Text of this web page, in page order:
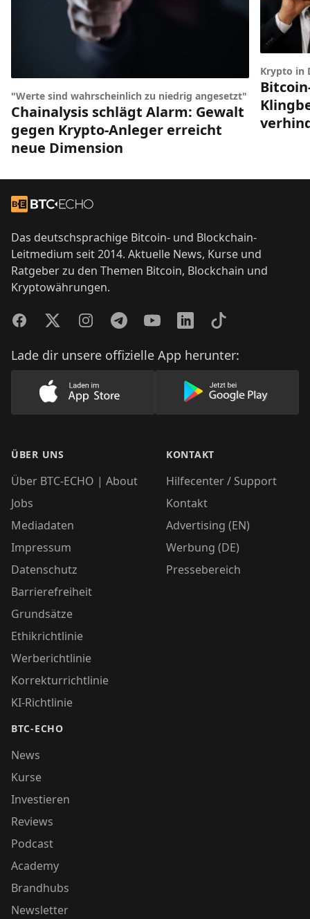
"Werte sind wahrscheinlich zu niedrig angesetzt"
Chainalysis schlägt Alarm: Gewalt
gegen Krypto-Anleger erreicht
neue Dimension
Krypto in
Zur Startseite
Das deutschsprachige Bitcoin- und Blockchain-
Leitmedium seit 2014. Aktuelle News, Kurse und
Ratgeber zu den Themen Bitcoin, Blockchain und
Kryptowährungen.
FacebookTwitterInstagramTelegramYouTubeLinkedInTikTok
Lade dir unsere offizielle App herunter:
Lade unsere App im AppStore herunter
Lade unsere
ÜBER UNS
Über BTC-ECHO | About
Jobs
Mediadaten
Impressum
Datenschutz
Barrierefreiheit
Grundsätze
Ethikrichtlinie
Werberichtlinie
Korrekturrichtlinie
KI-Richtlinie
BTC-ECHO
News
Kurse
Investieren
Reviews
Podcast
Academy
Brandhubs
Newsletter
KONTAKT
Hilfecenter / Support
Kontakt
Advertising (EN)
Werbung (DE)
Pressebereich